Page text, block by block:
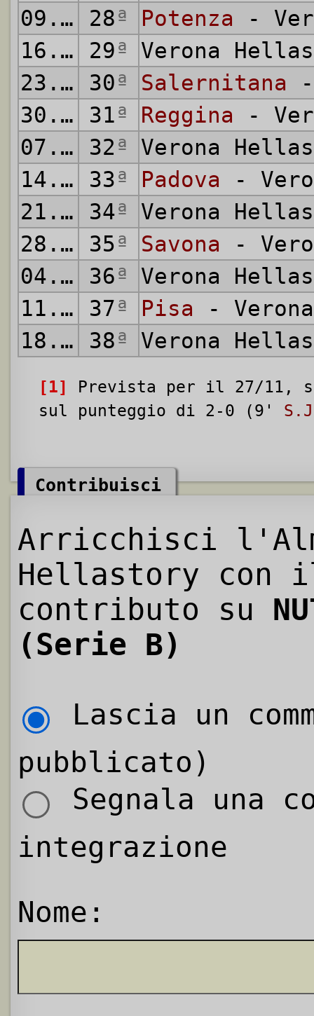
09.04.1967
28ª Potenza -
16.04.1967
29ª
Verona
23.04.1967
30ª Salernitana
30.04.1967
31ª Reggina -
07.05.1967
32ª
Verona
14.05.1967
33ª Padova -
21.05.1967
34ª
Verona
28.05.1967
35ª Savona -
04.06.1967
36ª
Verona
11.06.1967
37ª Pisa -
18.06.1967
38ª Verona
[1]
Prevista per il 27/11,
sul punteggio di 2-0 (9'
Contribuisci
Arricchisci
Hellastory con
contributo su
(Serie B)
Lascia un
pubblicato)
Segnala una
integrazione
Nome: